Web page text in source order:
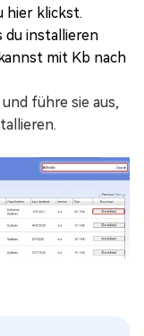
hier klickst.
du installieren
mit Kb nach
führe sie aus,